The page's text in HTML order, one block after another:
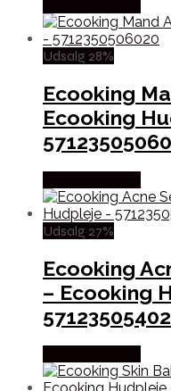
Udsalg 28%
Ecooking
Ecooking
Udsalg 27%
Ecooking
– Ecooking